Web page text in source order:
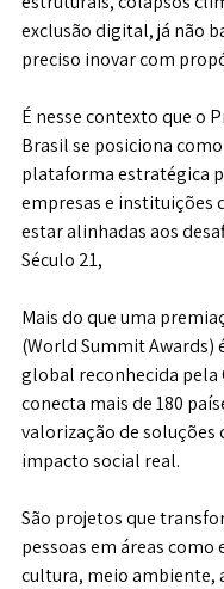
exclusão digital, já não
preciso inovar com
É nesse contexto que o
Brasil se posiciona
plataforma estratégica
empresas e instituições
estar alinhadas aos
Século 21,
Mais do que uma
(World Summit Awards)
global reconhecida pela
conecta mais de 180
valorização de soluções
impacto social real.
São projetos que
pessoas em áreas como
cultura, meio ambiente,